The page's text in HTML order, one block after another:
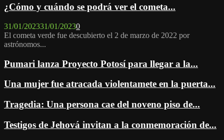
¿Cómo y cuándo se podrá ver el cometa...
31/01/202331/01/20230
El cometa verde fue descubierto el 2 de marzo de 2022 por
astrónomos...
Pumari lanza Proyecto Potosí para llegar a la...
Una mujer fue atracada violentamete en la puerta...
Tragedia: Una persona cae del noveno piso de...
Testigos de Jehová invitan a la conmemoración de...